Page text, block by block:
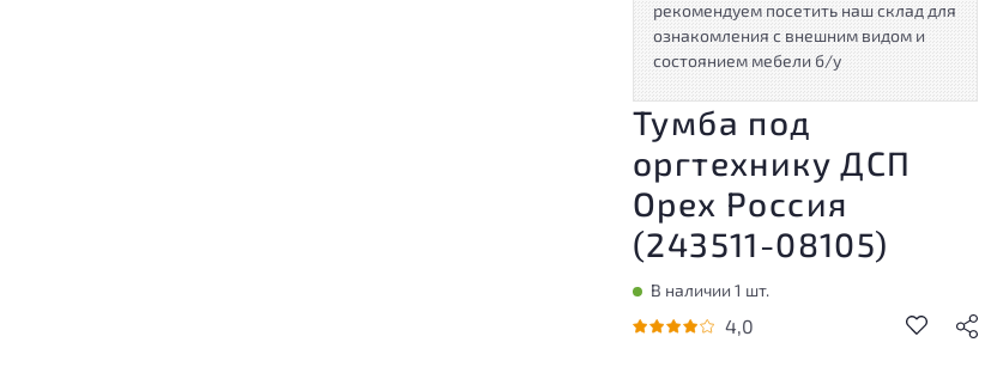
рекомендуем посетить наш склад для
ознакомления с внешним видом и
состоянием мебели б/у
Тумба под
оргтехнику ДСП
Орех Россия
(243511-08105)
В наличии 1 шт.
4,0